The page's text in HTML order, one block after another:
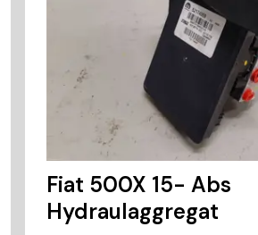
Fiat 500X 15- Abs
Hydraulaggregat